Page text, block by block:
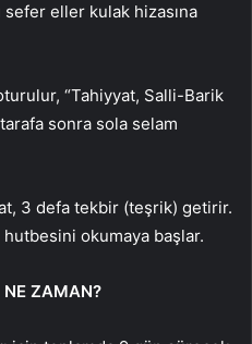
sefer eller kulak hizasına
“Tahiyyat, Salli-Barik
sonra sola selam
3 defa tekbir (teşrik) getirir.
okumaya başlar.
ZAMAN?